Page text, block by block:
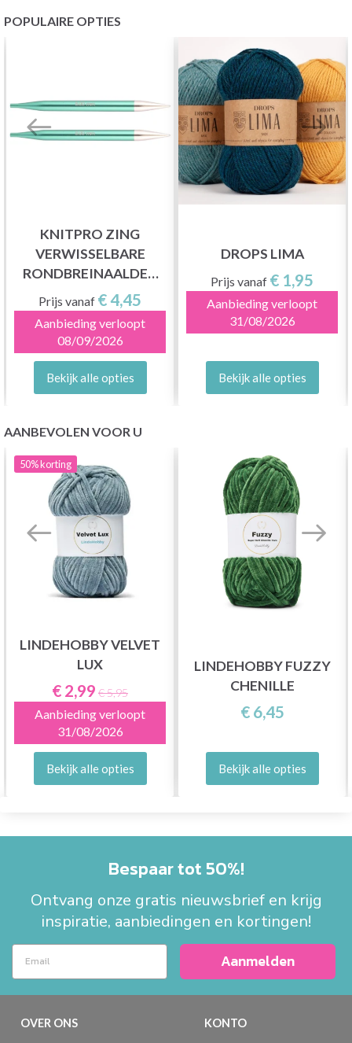
POPULAIRE OPTIES
KNITPRO ZING
VERWISSELBARE
RONDBREINAALDEN
(3,5-8,00 MM)
Prijs vanaf € 4,45
Aanbieding verloopt
08/09/2026
Bekijk alle opties
DROPS LIMA
Prijs vanaf € 1,95
Aanbieding verloopt
31/08/2026
Bekijk alle opties
AANBEVOLEN VOOR U
50%korting
LINDEHOBBY VELVET
LUX
€ 2,99 € 5,95
Aanbieding verloopt
31/08/2026
Bekijk alle opties
LINDEHOBBY FUZZY
CHENILLE
€ 6,45
Bekijk alle opties
Bespaar tot 50%!
Ontvang onze gratis nieuwsbrief en krijg
inspiratie, aanbiedingen en kortingen!
Aanmelden
OVER ONS KONTO